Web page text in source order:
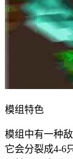
模组特色
模组中有一种
它会分裂成4-6